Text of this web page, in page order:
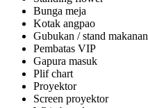
Bunga meja
Kotak angpao
Gubukan / stand makanan
Pembatas VIP
Gapura masuk
Plif chart
Proyektor
Screen proyektor